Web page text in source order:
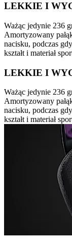
LEKKIE I
Ważąc jedynie 236
Amortyzowany
nacisku, podczas
kształt i materiał
LEKKIE I
Ważąc jedynie 236
Amortyzowany
nacisku, podczas
kształt i materiał